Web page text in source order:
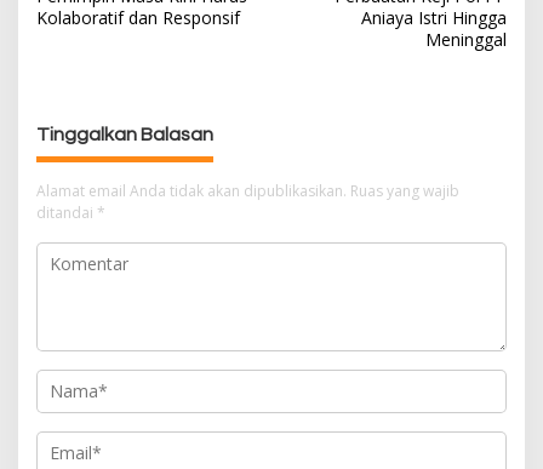
v
p
o
s
Kolaboratif dan Responsif
Aniaya Istri Hingga
Meninggal
Tinggalkan Balasan
Alamat email Anda tidak akan dipublikasikan. Ruas yang wajib
ditandai *